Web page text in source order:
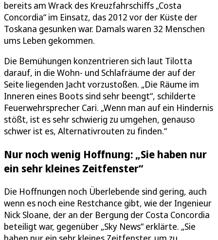
bereits am Wrack des Kreuzfahrschiffs „Costa
Concordia“ im Einsatz, das 2012 vor der Küste der
Toskana gesunken war. Damals waren 32 Menschen
ums Leben gekommen.
Die Bemühungen konzentrieren sich laut Tilotta
darauf, in die Wohn- und Schlafräume der auf der
Seite liegenden Jacht vorzustoßen. „Die Räume im
Inneren eines Boots sind sehr beengt“, schilderte
Feuerwehrsprecher Cari. „Wenn man auf ein Hindernis
stößt, ist es sehr schwierig zu umgehen, genauso
schwer ist es, Alternativrouten zu finden.“
Nur noch wenig Hoffnung: „Sie haben nur
ein sehr kleines Zeitfenster“
Die Hoffnungen noch Überlebende sind gering, auch
wenn es noch eine Restchance gibt, wie der Ingenieur
Nick Sloane, der an der Bergung der Costa Concordia
beteiligt war, gegenüber „Sky News“ erklärte. „Sie